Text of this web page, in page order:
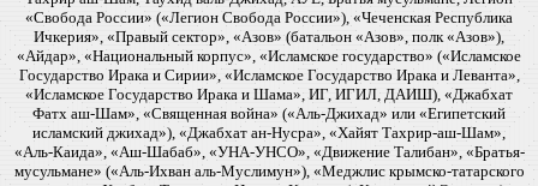
«Свобода России» («Легион Свобода России»), «Чеченская Республика
Ичкерия», «Правый сектор», «Азов» (батальон «Азов», полк «Азов»),
«Айдар», «Национальный корпус», «Исламское государство» («Исламское
Государство Ирака и Сирии», «Исламское Государство Ирака и Леванта»,
«Исламское Государство Ирака и Шама», ИГ, ИГИЛ, ДАИШ), «Джабхат
Фатх аш-Шам», «Священная война» («Аль-Джихад» или «Египетский
исламский джихад»), «Джабхат ан-Нусра», «Хайят Тахрир-аш-Шам»,
«Аль-Каида», «Аш-Шабаб», «УНА-УНСО», «Движение Талибан», «Братья-
мусульмане» («Аль-Ихван аль-Муслимун»), «Меджлис крымско-татарского